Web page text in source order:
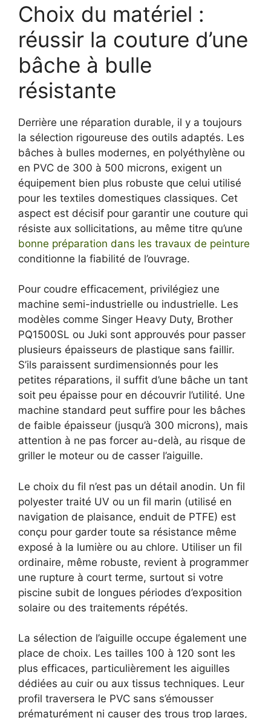
Choix du matériel :
réussir la couture d’une
bâche à bulle
résistante
Derrière une réparation durable, il y a toujours
la sélection rigoureuse des outils adaptés. Les
bâches à bulles modernes, en polyéthylène ou
en PVC de 300 à 500 microns, exigent un
équipement bien plus robuste que celui utilisé
pour les textiles domestiques classiques. Cet
aspect est décisif pour garantir une couture qui
résiste aux sollicitations, au même titre qu’une
bonne préparation dans les travaux de peinture
conditionne la fiabilité de l’ouvrage.
Pour coudre efficacement, privilégiez une
machine semi-industrielle ou industrielle. Les
modèles comme Singer Heavy Duty, Brother
PQ1500SL ou Juki sont approuvés pour passer
plusieurs épaisseurs de plastique sans faillir.
S’ils paraissent surdimensionnés pour les
petites réparations, il suffit d’une bâche un tant
soit peu épaisse pour en découvrir l’utilité. Une
machine standard peut suffire pour les bâches
de faible épaisseur (jusqu’à 300 microns), mais
attention à ne pas forcer au-delà, au risque de
griller le moteur ou de casser l’aiguille.
Le choix du fil n’est pas un détail anodin. Un fil
polyester traité UV ou un fil marin (utilisé en
navigation de plaisance, enduit de PTFE) est
conçu pour garder toute sa résistance même
exposé à la lumière ou au chlore. Utiliser un fil
ordinaire, même robuste, revient à programmer
une rupture à court terme, surtout si votre
piscine subit de longues périodes d’exposition
solaire ou des traitements répétés.
La sélection de l’aiguille occupe également une
place de choix. Les tailles 100 à 120 sont les
plus efficaces, particulièrement les aiguilles
dédiées au cuir ou aux tissus techniques. Leur
profil traversera le PVC sans s’émousser
prématurément ni causer des trous trop larges,